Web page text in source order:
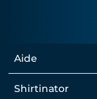
Aide
Shirtinator